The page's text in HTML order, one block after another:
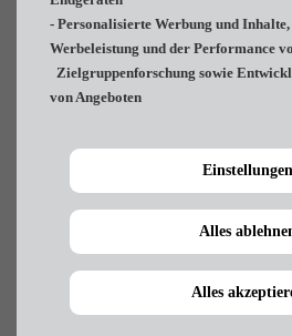
Für jede Art von Urlaub
Anhängerkupplung
Auf Wunsch mit
(pro Tag je 9,00 Euro)
- Personalisierte Werbung und Inhalte,
Werbeleistung und der Performance
Zielgruppenforschung sowie
von Angeboten
Einstellungen
Alles
Alles